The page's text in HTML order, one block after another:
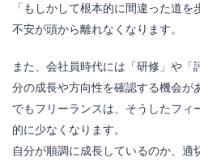
「もしかして根本的に間違った道
不安が頭から離れなくなります。
また、会社員時代には「研修」や「
分の成長や方向性を確認する機会が
でもフリーランスは、そうしたフィ
的に少なくなります。
自分が順調に成長しているのか、適